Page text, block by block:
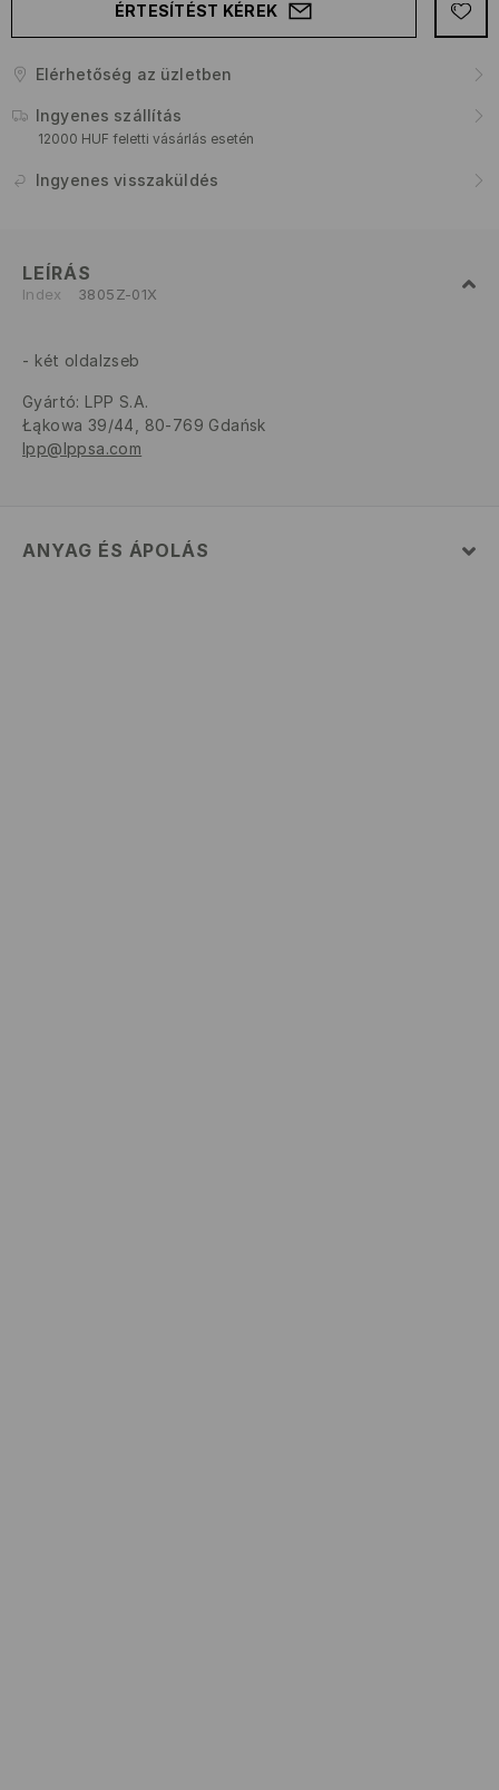
ÉRTESÍTÉST KÉREK
Elérhetőség az üzletben
Ingyenes szállítás
12000 HUF feletti vásárlás esetén
Ingyenes visszaküldés
LEÍRÁS
Index 3805Z-01X
két oldalzseb
Gyártó: LPP S.A.
Łąkowa 39/44, 80-769 Gdańsk
lpp@lppsa.com
ANYAG ÉS ÁPOLÁS